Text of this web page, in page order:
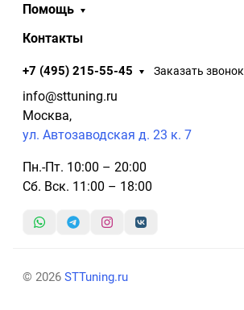
Помощь
Контакты
+7 (495) 215-55-45 Заказать звонок
info@sttuning.ru
Москва,
ул. Автозаводская д. 23 к. 7
Пн.-Пт. 10:00 – 20:00
Сб. Вск. 11:00 – 18:00
© 2026 STTuning.ru